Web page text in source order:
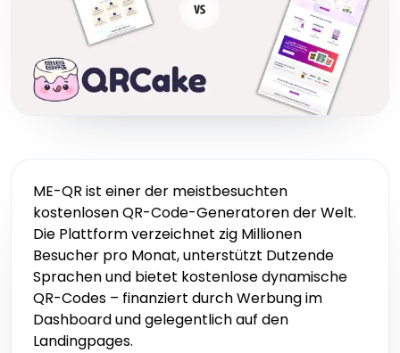
ME-QR ist einer der meistbesuchten
kostenlosen QR-Code-Generatoren der Welt.
Die Plattform verzeichnet zig Millionen
Besucher pro Monat, unterstützt Dutzende
Sprachen und bietet kostenlose dynamische
QR-Codes – finanziert durch Werbung im
Dashboard und gelegentlich auf den
Landingpages.